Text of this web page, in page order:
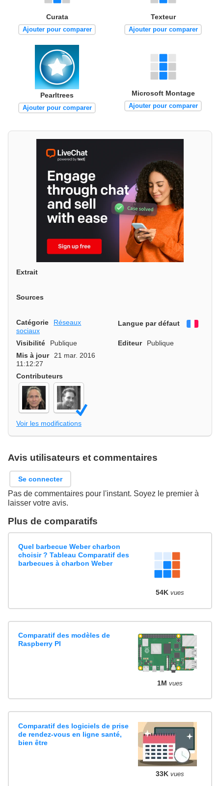
Curata
Ajouter pour comparer
Texteur
Ajouter pour comparer
Pearltrees
Ajouter pour comparer
Microsoft Montage
Ajouter pour comparer
Extrait
Sources
Catégorie
Réseaux
sociaux
Langue par défaut
Visibilité Publique Editeur
Publique
Mis à jour
21 mar. 2016
11:12:27
Contributeurs
Voir les modifications
Avis utilisateurs et commentaires
Se connecter
Pas de commentaires pour l'instant. Soyez le premier à
laisser votre avis.
Plus de comparatifs
Quel barbecue Weber charbon
choisir ? Tableau Comparatif des
barbecues à charbon Weber
54K vues
Comparatif des modèles de
Raspberry PI
1M vues
Comparatif des logiciels de prise
de rendez-vous en ligne santé,
bien être
33K vues